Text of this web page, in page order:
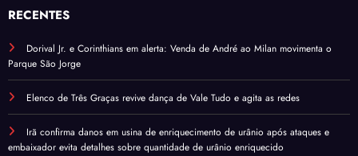
RECENTES
Dorival Jr. e Corinthians em alerta: Venda de André ao Milan movimenta o
Parque São Jorge
Elenco de Três Graças revive dança de Vale Tudo e agita as redes
Irã confirma danos em usina de enriquecimento de urânio após ataques e
embaixador evita detalhes sobre quantidade de urânio enriquecido